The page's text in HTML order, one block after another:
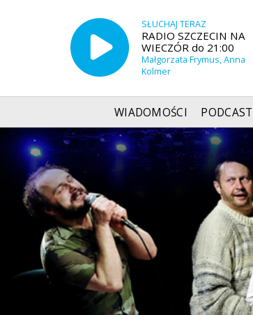
SŁUCHAJ TERAZ
RADIO SZCZECIN NA
WIECZÓR do 21:00
Małgorzata Frymus, Anna
Kolmer
WIADOMOŚCI